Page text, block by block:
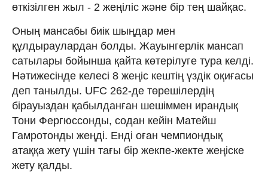
өткізілген жыл - 2 жеңіліс және бір тең шайқас.
Оның мансабы биік шыңдар мен
құлдыраулардан болды. Жауынгерлік мансап
сатылары бойынша қайта көтерілуге тура келді.
Нәтижесінде келесі 8 жеңіс кештің үздік оқиғасы
деп танылды. UFC 262-де төрешілердің
бірауыздан қабылданған шешіммен ирандық
Тони Фергюссонды, содан кейін Матейш
Гамротонды жеңді. Енді оған чемпиондық
атаққа жету үшін тағы бір жекпе-жекте жеңіске
жету қалды.